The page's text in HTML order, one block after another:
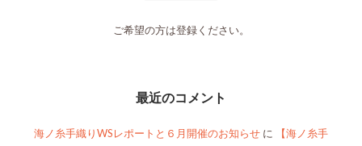
ご希望の方は登録ください。
最近のコメント
海ノ糸手織りWSレポートと６月開催のお知らせ に
【海ノ糸手